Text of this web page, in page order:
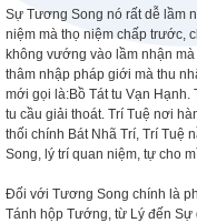
Sự Tương Song nó rất dễ lầm
niệm mà thọ niệm chấp trước,
không vướng vào lầm nhận
thâm nhập pháp giới mà thu
mới gọi là:Bồ Tát tu Vạn
tu cầu giải thoát. Trí Tuệ nơi
thối chính Bát Nhã Trí, Trí Tuệ
Song, lý trí quan niệm, tự cho
Đối với Tương Song chính là
Tánh hộp Tướng, từ Lý đến